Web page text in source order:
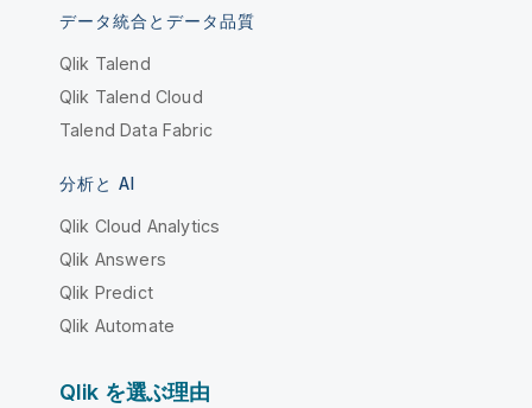
データ統合とデータ品質
Qlik Talend
Qlik Talend Cloud
Talend Data Fabric
分析と AI
Qlik Cloud Analytics
Qlik Answers
Qlik Predict
Qlik Automate
Qlik を選ぶ理由